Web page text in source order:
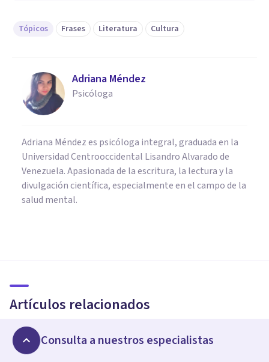
Tópicos Frases Literatura Cultura
Adriana Méndez
Psicóloga
Adriana Méndez es psicóloga integral, graduada en la
Universidad Centrooccidental Lisandro Alvarado de
Venezuela. Apasionada de la escritura, la lectura y la
divulgación científica, especialmente en el campo de la
salud mental.
Artículos relacionados
Groucho Marx
FRASES Y REFLEXIONES
Consulta a nuestros especialistas